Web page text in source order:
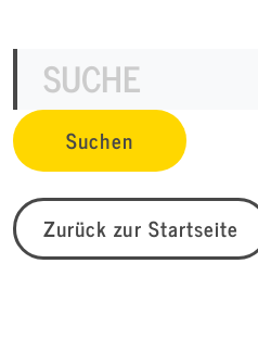
Zurück zur Startseite